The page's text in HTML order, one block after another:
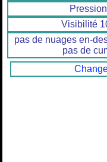
Pression
Visibilité
pas de nuages en-
pas de